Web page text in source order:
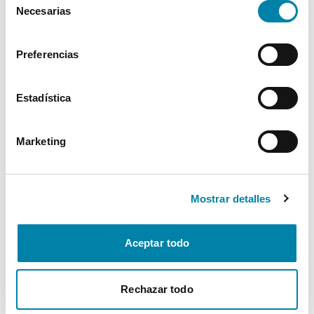
Necesarias
Preferencias
Estadística
Marketing
Mostrar detalles
Aceptar todo
Rechazar todo
Seguridad
Multimedia
Confort
Más de 3.500 clientes satisfechos